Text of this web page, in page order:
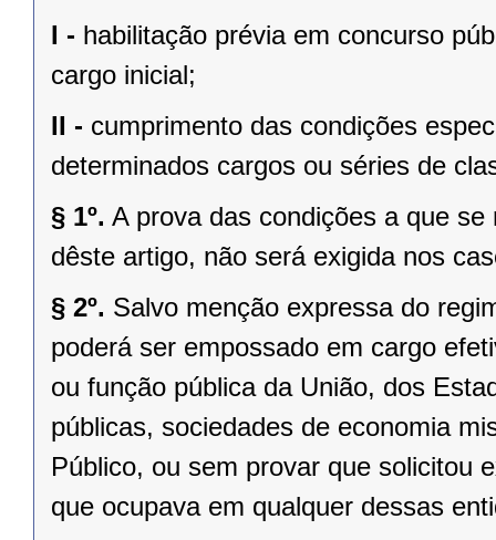
I - habilitação prévia em concurso
cargo inicial;
II - cumprimento das condições
determinados cargos ou séries de
§ 1º. A prova das condições a que
dêste artigo, não será exigida nos
§ 2º. Salvo menção expressa do
poderá ser empossado em cargo
ou função pública da União, dos
públicas, sociedades de economia
Público, ou sem provar que solicitou
que ocupava em qualquer dessas